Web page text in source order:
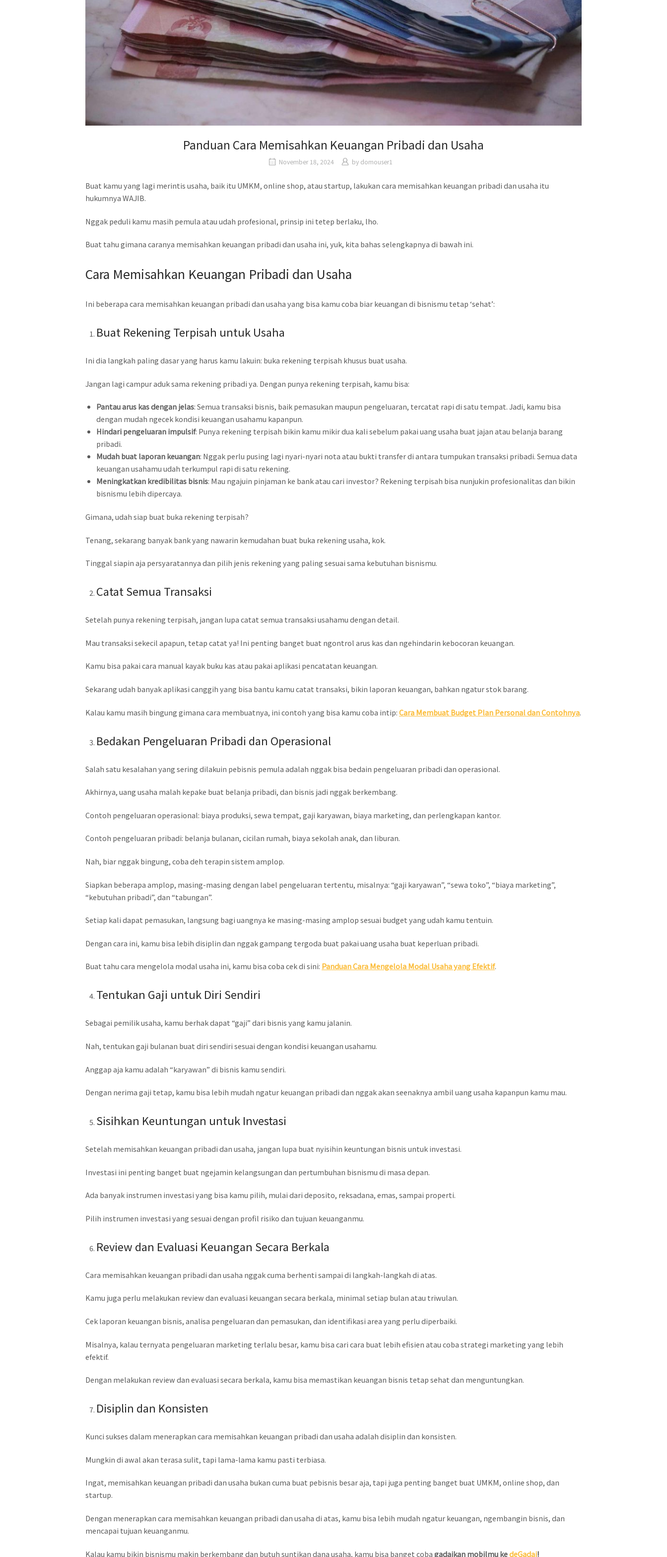
Panduan Cara Memisahkan Keuangan Pribadi dan Usaha
November 18, 2024 by domouser1
Buat kamu yang lagi merintis usaha, baik itu UMKM, online shop, atau startup, lakukan cara memisahkan keuangan pribadi dan usaha itu
hukumnya WAJIB.
Nggak peduli kamu masih pemula atau udah profesional, prinsip ini tetep berlaku, lho.
Buat tahu gimana caranya memisahkan keuangan pribadi dan usaha ini, yuk, kita bahas selengkapnya di bawah ini.
Cara Memisahkan Keuangan Pribadi dan Usaha
Ini beberapa cara memisahkan keuangan pribadi dan usaha yang bisa kamu coba biar keuangan di bisnismu tetap ‘sehat’:
Buat Rekening Terpisah untuk Usaha
Ini dia langkah paling dasar yang harus kamu lakuin: buka rekening terpisah khusus buat usaha.
Jangan lagi campur aduk sama rekening pribadi ya. Dengan punya rekening terpisah, kamu bisa:
Pantau arus kas dengan jelas: Semua transaksi bisnis, baik pemasukan maupun pengeluaran, tercatat rapi di satu tempat. Jadi, kamu bisa
dengan mudah ngecek kondisi keuangan usahamu kapanpun.
Hindari pengeluaran impulsif: Punya rekening terpisah bikin kamu mikir dua kali sebelum pakai uang usaha buat jajan atau belanja barang
pribadi.
Mudah buat laporan keuangan: Nggak perlu pusing lagi nyari-nyari nota atau bukti transfer di antara tumpukan transaksi pribadi. Semua data
keuangan usahamu udah terkumpul rapi di satu rekening.
Meningkatkan kredibilitas bisnis: Mau ngajuin pinjaman ke bank atau cari investor? Rekening terpisah bisa nunjukin profesionalitas dan bikin
bisnismu lebih dipercaya.
Gimana, udah siap buat buka rekening terpisah?
Tenang, sekarang banyak bank yang nawarin kemudahan buat buka rekening usaha, kok.
Tinggal siapin aja persyaratannya dan pilih jenis rekening yang paling sesuai sama kebutuhan bisnismu.
Catat Semua Transaksi
Setelah punya rekening terpisah, jangan lupa catat semua transaksi usahamu dengan detail.
Mau transaksi sekecil apapun, tetap catat ya! Ini penting banget buat ngontrol arus kas dan ngehindarin kebocoran keuangan.
Kamu bisa pakai cara manual kayak buku kas atau pakai aplikasi pencatatan keuangan.
Sekarang udah banyak aplikasi canggih yang bisa bantu kamu catat transaksi, bikin laporan keuangan, bahkan ngatur stok barang.
Kalau kamu masih bingung gimana cara membuatnya, ini contoh yang bisa kamu coba intip:Cara Membuat Budget Plan Personal dan Contohnya.
Bedakan Pengeluaran Pribadi dan Operasional
Salah satu kesalahan yang sering dilakuin pebisnis pemula adalah nggak bisa bedain pengeluaran pribadi dan operasional.
Akhirnya, uang usaha malah kepake buat belanja pribadi, dan bisnis jadi nggak berkembang.
Contoh pengeluaran operasional: biaya produksi, sewa tempat, gaji karyawan, biaya marketing, dan perlengkapan kantor.
Contoh pengeluaran pribadi: belanja bulanan, cicilan rumah, biaya sekolah anak, dan liburan.
Nah, biar nggak bingung, coba deh terapin sistem amplop.
Siapkan beberapa amplop, masing-masing dengan label pengeluaran tertentu, misalnya: “gaji karyawan”, “sewa toko”, “biaya marketing”,
“kebutuhan pribadi”, dan “tabungan”.
Setiap kali dapat pemasukan, langsung bagi uangnya ke masing-masing amplop sesuai budget yang udah kamu tentuin.
Dengan cara ini, kamu bisa lebih disiplin dan nggak gampang tergoda buat pakai uang usaha buat keperluan pribadi.
Buat tahu cara mengelola modal usaha ini, kamu bisa coba cek di sini: Panduan Cara Mengelola Modal Usaha yang Efektif.
Tentukan Gaji untuk Diri Sendiri
Sebagai pemilik usaha, kamu berhak dapat “gaji” dari bisnis yang kamu jalanin.
Nah, tentukan gaji bulanan buat diri sendiri sesuai dengan kondisi keuangan usahamu.
Anggap aja kamu adalah “karyawan” di bisnis kamu sendiri.
Dengan nerima gaji tetap, kamu bisa lebih mudah ngatur keuangan pribadi dan nggak akan seenaknya ambil uang usaha kapanpun kamu mau.
Sisihkan Keuntungan untuk Investasi
Setelah memisahkan keuangan pribadi dan usaha, jangan lupa buat nyisihin keuntungan bisnis untuk investasi.
Investasi ini penting banget buat ngejamin kelangsungan dan pertumbuhan bisnismu di masa depan.
Ada banyak instrumen investasi yang bisa kamu pilih, mulai dari deposito, reksadana, emas, sampai properti.
Pilih instrumen investasi yang sesuai dengan profil risiko dan tujuan keuanganmu.
Review dan Evaluasi Keuangan Secara Berkala
Cara memisahkan keuangan pribadi dan usaha nggak cuma berhenti sampai di langkah-langkah di atas.
Kamu juga perlu melakukan review dan evaluasi keuangan secara berkala, minimal setiap bulan atau triwulan.
Cek laporan keuangan bisnis, analisa pengeluaran dan pemasukan, dan identifikasi area yang perlu diperbaiki.
Misalnya, kalau ternyata pengeluaran marketing terlalu besar, kamu bisa cari cara buat lebih efisien atau coba strategi marketing yang lebih
efektif.
Dengan melakukan review dan evaluasi secara berkala, kamu bisa memastikan keuangan bisnis tetap sehat dan menguntungkan.
Disiplin dan Konsisten
Kunci sukses dalam menerapkan cara memisahkan keuangan pribadi dan usaha adalah disiplin dan konsisten.
Mungkin di awal akan terasa sulit, tapi lama-lama kamu pasti terbiasa.
Ingat, memisahkan keuangan pribadi dan usaha bukan cuma buat pebisnis besar aja, tapi juga penting banget buat UMKM, online shop, dan
startup.
Dengan menerapkan cara memisahkan keuangan pribadi dan usaha di atas, kamu bisa lebih mudah ngatur keuangan, ngembangin bisnis, dan
mencapai tujuan keuanganmu.
Kalau kamu bikin bisnismu makin berkembang dan butuh suntikan dana usaha, kamu bisa banget cobagadaikan mobilmu kedeGadai!